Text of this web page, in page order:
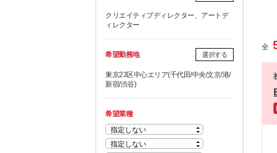
クリエイティブディレクター、アートデ
ィレクター
希望勤務地 選択する
東京23区中心エリア(千代田/中央/文京/港/
新宿/渋谷)
希望業種
全